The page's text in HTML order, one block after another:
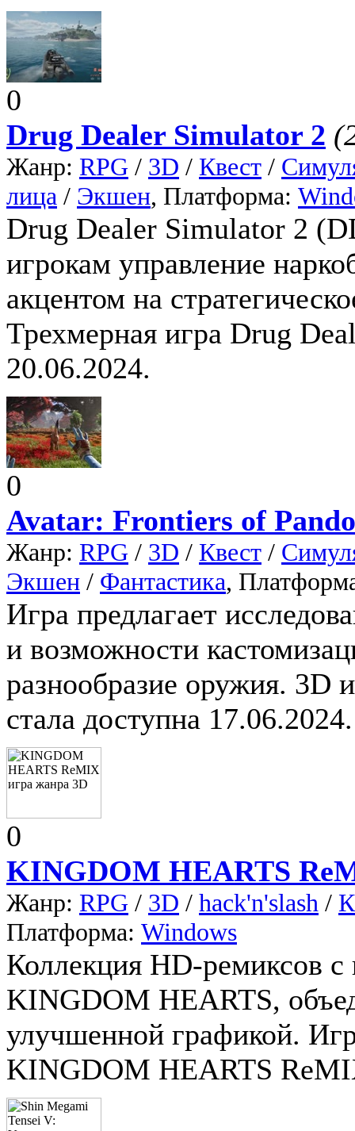
0
Drug Dealer Simulator 2
Жанр: RPG / 3D / Квест /
лица / Экшен, Платформа:
Drug Dealer Simulator 2
игрокам управление
акцентом на
Трехмерная игра Drug
20.06.2024.
0
Avatar: Frontiers of
Жанр: RPG / 3D / Квест /
Экшен / Фантастика,
Игра предлагает
и возможности
разнообразие оружия. 3D
стала доступна 17.06.2024.
0
KINGDOM HEARTS
Жанр: RPG / 3D / hack'n'slash /
Платформа: Windows
Коллекция HD-ремиксов
KINGDOM HEARTS,
улучшенной графикой.
KINGDOM HEARTS